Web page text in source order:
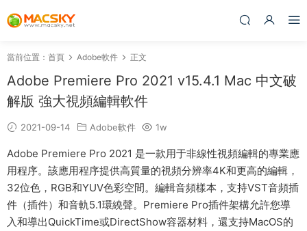
當前位置： 首頁 Adobe軟件 正文
Adobe Premiere Pro 2021 v15.4.1 Mac 中文破
解版 強大視頻編輯軟件
2021-09-14 Adobe軟件 1w
Adobe Premiere Pro 2021 是一款用于非線性視頻編輯的專業應
用程序。該應用程序提供高質量的視頻分辨率4K和更高的編輯，
32位色，RGB和YUV色彩空間。編輯音頻樣本，支持VST音頻插
件（插件）和音軌5.1環繞聲。Premiere Pro插件架構允許您導
入和導出QuickTime或DirectShow容器材料，還支持MacOS的